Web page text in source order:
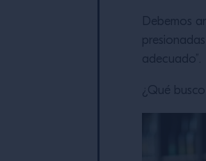
Debemos
adecuado”.
¿Qué